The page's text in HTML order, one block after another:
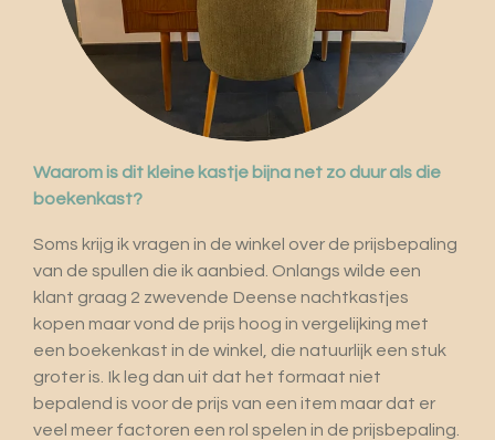
Waarom is dit kleine kastje bijna net zo duur als die
boekenkast?
Soms krijg ik vragen in de winkel over de prijsbepaling
van de spullen die ik aanbied. Onlangs wilde een
klant graag 2 zwevende Deense nachtkastjes
kopen maar vond de prijs hoog in vergelijking met
een boekenkast in de winkel, die natuurlijk een stuk
groter is. Ik leg dan uit dat het formaat niet
bepalend is voor de prijs van een item maar dat er
veel meer factoren een rol spelen in de prijsbepaling.